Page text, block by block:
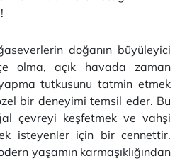
doğanın büyüleyici
olma, açık havada zaman
tutkusunu tatmin etmek
bir deneyimi temsil eder. Bu
çevreyi keşfetmek ve vahşi
isteyenler için bir cennettir.
yaşamın karmaşıklığından